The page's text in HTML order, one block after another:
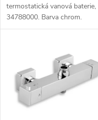
t
ů
t
termostatická vanová baterie,
34788000. Barva chrom.